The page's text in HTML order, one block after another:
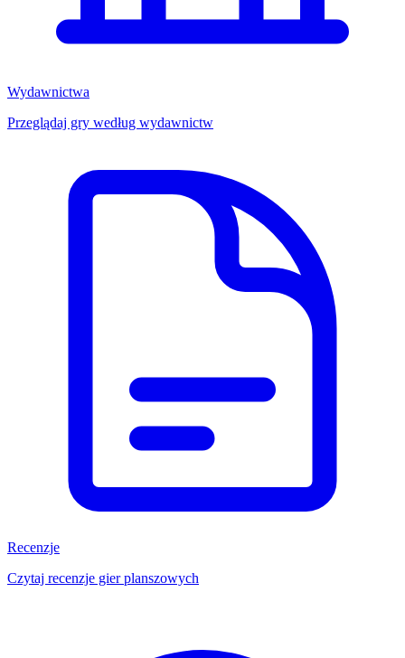
Wydawnictwa
Przeglądaj gry według wydawnictw
Recenzje
Czytaj recenzje gier planszowych